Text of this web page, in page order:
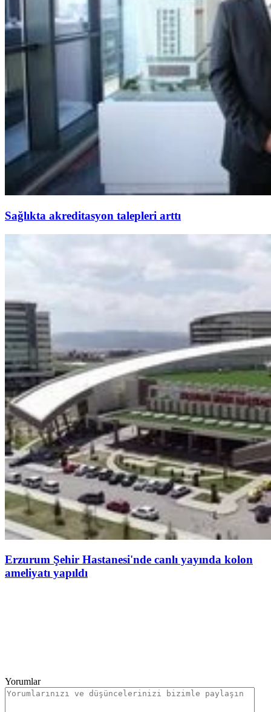
Sağlıkta akreditasyon talepleri arttı
Erzurum Şehir Hastanesi'nde canlı yayında kolon
ameliyatı yapıldı
Yorumlar